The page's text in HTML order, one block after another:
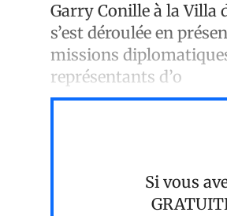
Garry Conille à la Villa
s’est déroulée en
missions
représentants d’o
Si vous